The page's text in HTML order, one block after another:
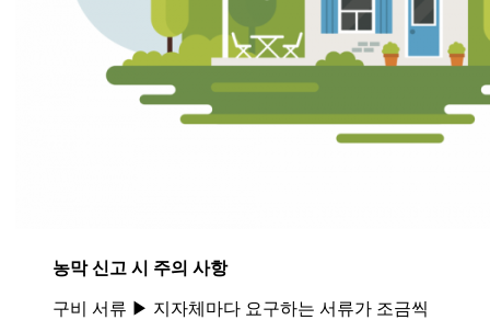
농막 신고 시 주의 사항
구비 서류 ▶ 지자체마다 요구하는 서류가 조금씩